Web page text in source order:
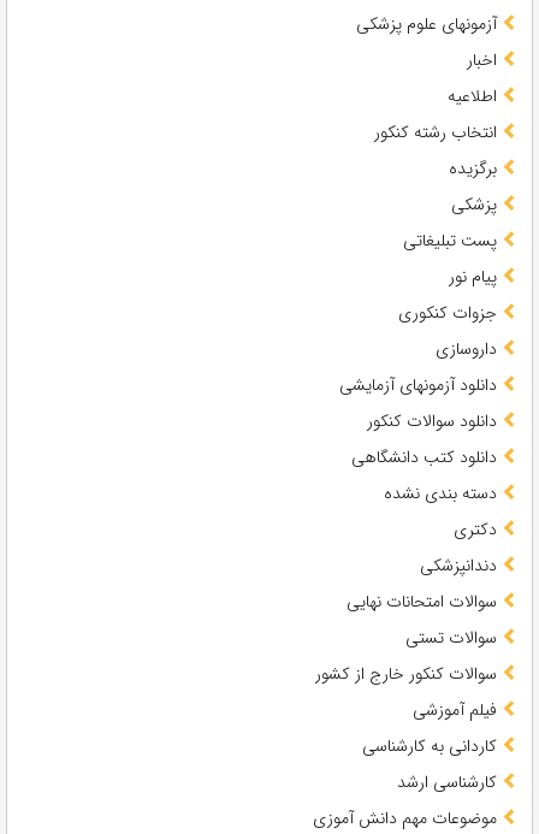
آزمونهای علوم پزشکی
اخبار
اطلاعیه
انتخاب رشته کنکور
برگزیده
پزشکی
پست تبلیغاتی
پیام نور
جزوات کنکوری
داروسازی
دانلود آزمونهای آزمایشی
دانلود سوالات کنکور
دانلود کتب دانشگاهی
دسته بندی نشده
دکتری
دندانپزشکی
سوالات امتحانات نهایی
سوالات تستی
سوالات کنکور خارج از کشور
فیلم آموزشی
کاردانی به کارشناسی
کارشناسی ارشد
موضوعات مهم دانش آموزی